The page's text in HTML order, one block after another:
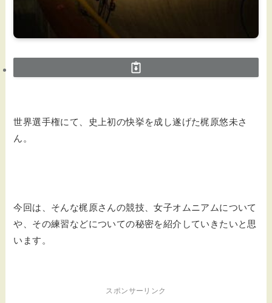
世界選手権にて、史上初の快挙を成し遂げた梶原悠未さ
ん。
今回は、そんな梶原さんの競技、女子オムニアムについて
や、その練習などについての秘密を紹介していきたいと思
います。
スポンサーリンク